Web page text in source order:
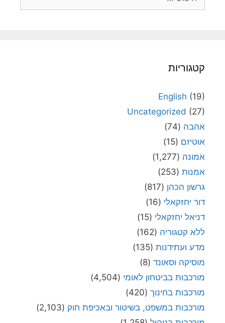
קטגוריות
English (19)
Uncategorized (27)
אהבה (74)
אוטיזם (15)
אמונה (1,277)
אמנות (253)
גרשון הכהן (817)
דור יחזקאלי (16)
דניאל יחזקאלי (15)
ללא קטגוריה (162)
מדע ועתידנות (135)
מוסיקה וסאונד (8)
מורכבות בביטחון לאומי (4,504)
מורכבות בחינוך (420)
מורכבות במשפט, בשיטור ובאכיפת חוק (2,103)